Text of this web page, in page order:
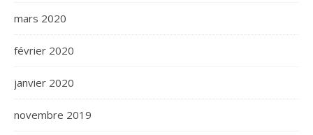
mars 2020
février 2020
janvier 2020
novembre 2019